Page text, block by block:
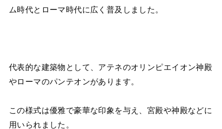
ム時代とローマ時代に広く普及しました。
代表的な建築物として、アテネのオリンピエイオン神殿
やローマのパンテオンがあります。
この様式は優雅で豪華な印象を与え、宮殿や神殿などに
用いられました。